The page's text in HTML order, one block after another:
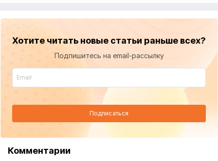
Хотите читать новые статьи раньше всех?
Подпишитесь на email-рассылку
Подписаться
Комментарии